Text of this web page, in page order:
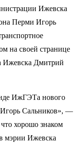
Ижевска
Перми Игорь
на своей странице
Ижевска Дмитрий
ИжГЭТа нового
Игорь Сальников», —
хорошо знаком
мэрии Ижевска